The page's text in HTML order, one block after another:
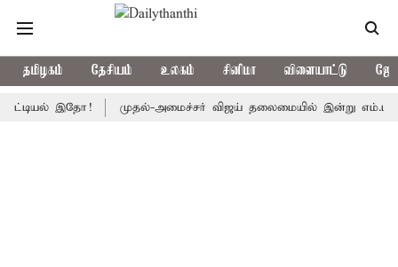
தமிழகம் தேசியம் உலகம் சினிமா விளையாட்டு
இதோ! முதல்-அமைச்சர் விஜய் தலைமையில் இன்று எம்.பி.க்கள்